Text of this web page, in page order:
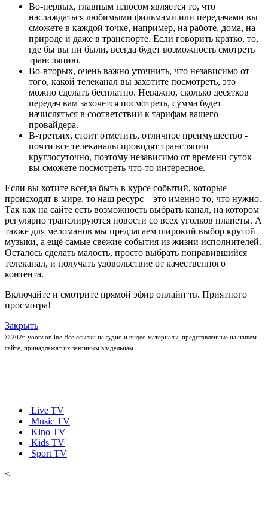
Во-первых, главным плюсом является то, что
наслаждаться любимыми фильмами или передачами вы
сможете в каждой точке, например, на работе, дома, на
природе и даже в транспорте. Если говорить кратко, то,
где бы вы ни были, всегда будет возможность смотреть
трансляцию.
Во-вторых, очень важно уточнить, что независимо от
того, какой телеканал вы захотите посмотреть, это
можно сделать бесплатно. Неважно, сколько десятков
передач вам захочется посмотреть, сумма будет
начисляться в соответствии к тарифам вашего
провайдера.
В-третьих, стоит отметить, отличное преимущество -
почти все телеканалы проводят трансляции
круглосуточно, поэтому независимо от времени суток
вы сможете посмотреть что-то интересное.
Если вы хотите всегда быть в курсе событий, которые
происходят в мире, то наш ресурс – это именно то, что нужно.
Так как на сайте есть возможность выбрать канал, на котором
регулярно транслируются новости со всех уголков планеты. А
также для меломанов мы предлагаем широкий выбор крутой
музыки, а ещё самые свежие события из жизни исполнителей.
Осталось сделать малость, просто выбрать понравившийся
телеканал, и получать удовольствие от качественного
контента.
Включайте и смотрите прямой эфир онлайн тв. Приятного
просмотра!
Закрыть
© 2026 yootv.online Все ссылки на аудио и видео материалы, представленные на нашем
сайте, принадлежат их законным владельцам.
Live TV
Music TV
Kino TV
Kids TV
Sport TV
<